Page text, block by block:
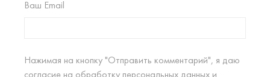
Ваш Email
Нажимая на кнопку "Отправить комментарий", я даю
согласие на обработку персональных данных и